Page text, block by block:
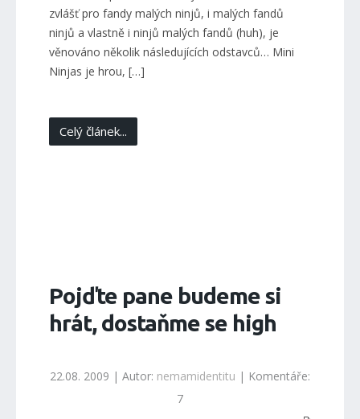
zvlášť pro fandy malých ninjů, i malých fandů
ninjů a vlastně i ninjů malých fandů (huh), je
věnováno několik následujících odstavců… Mini
Ninjas je hrou, […]
Celý článek...
Pojďte pane budeme si
hrát, dostaňme se high
22.08. 2009 | Autor: nemamidentitu | Komentáře:
7